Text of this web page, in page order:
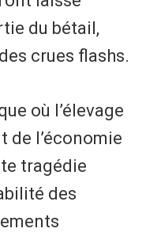
du bétail,
crues flashs.
où l’élevage
l’économie
tragédie
des